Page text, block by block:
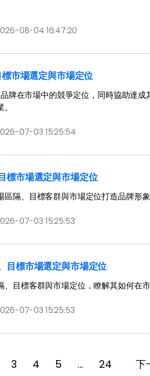
08-04 16:47:20
市場選定與市場定位
牌在市場中的競爭定位，同時協助達
07-03 15:25:54
標市場選定與市場定位
隔、目標客群與市場定位打造品牌形象
07-03 15:25:53
目標市場選定與市場定位
目標客群與市場定位，瞭解其如何在
07-03 15:25:53
3 4 5 ... 24 下